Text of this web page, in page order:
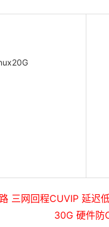
三网回程CUVIP 延迟
30G 硬件防